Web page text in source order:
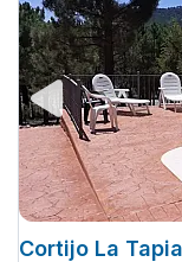
Cortijo La Tapia